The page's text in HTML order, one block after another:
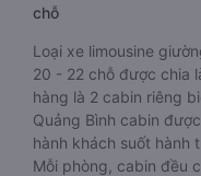
chỗ
Loại xe limousine
20 - 22 chỗ được chia
hàng là 2 cabin riêng
Quảng Bình cabin
hành khách suốt hành
Mỗi phòng, cabin đều